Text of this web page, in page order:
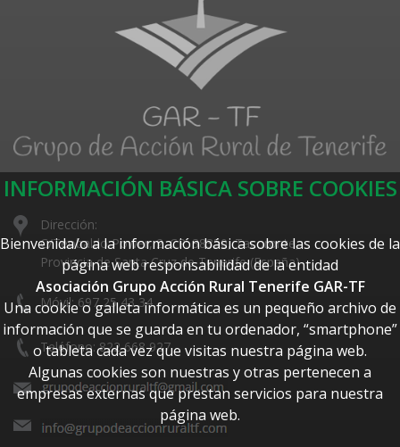
Dirección:
C/Teobaldo Power, 2. CP: 38350, Tacoronte,
Provincia de Santa Cruz de Tenerife (España)
Móvil: 697 25 43 34
Teléfono: 822 668 927
INFORMACIÓN BÁSICA SOBRE COOKIES
Bienvenida/o a la información básica sobre las cookies de la
página web responsabilidad de la entidad
Asociación Grupo Acción Rural Tenerife GAR-TF
Una cookie o galleta informática es un pequeño archivo de
información que se guarda en tu ordenador, “smartphone”
o tableta cada vez que visitas nuestra página web.
Algunas cookies son nuestras y otras pertenecen a
empresas externas que prestan servicios para nuestra
página web.